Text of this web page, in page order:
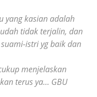
yang kasian adalah
tidak terjalin, dan
istri yg baik dan
menjelaskan
terus ya… GBU